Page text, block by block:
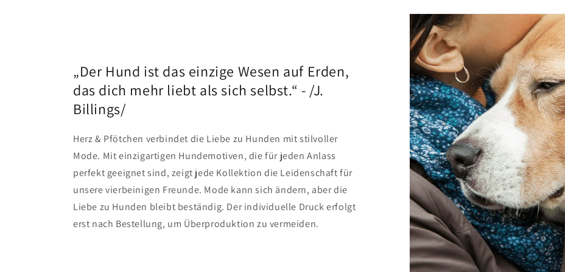
„Der Hund ist das einzige Wesen auf Erden,
das dich mehr liebt als sich selbst.“ - /J.
Billings/
Herz & Pfötchen verbindet die Liebe zu Hunden mit stilvoller
Mode. Mit einzigartigen Hundemotiven, die für jeden Anlass
perfekt geeignet sind, zeigt jede Kollektion die Leidenschaft für
unsere vierbeinigen Freunde. Mode kann sich ändern, aber die
Liebe zu Hunden bleibt beständig. Der individuelle Druck erfolgt
erst nach Bestellung, um Überproduktion zu vermeiden.